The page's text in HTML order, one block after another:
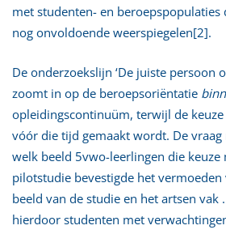
met studenten- en beroepspopulaties
nog onvoldoende weerspiegelen[2].
De onderzoekslijn ‘De juiste persoon
zoomt in op de beroepsoriëntatie
opleidingscontinuüm, terwijl de
vóór die tijd gemaakt wordt. De vraag
welk beeld 5vwo-leerlingen die keuze
pilotstudie bevestigde het vermoeden
beeld van de studie en het artsen vak
hierdoor studenten met